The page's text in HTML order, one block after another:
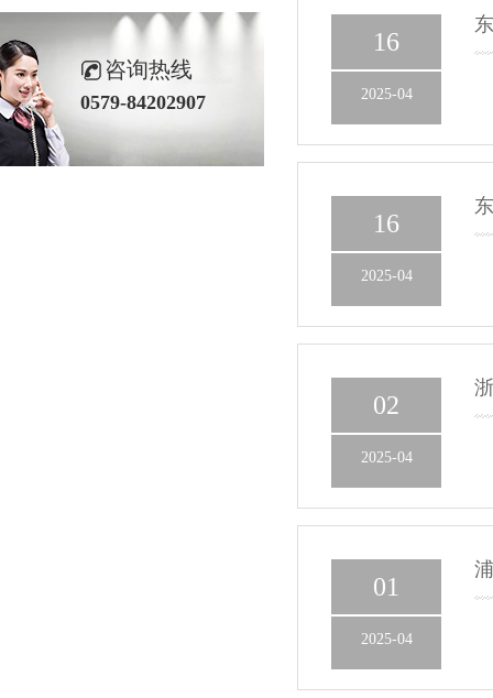
咨询热线
0579-84202907
16
2025-04
16
2025-04
02
2025-04
01
2025-04